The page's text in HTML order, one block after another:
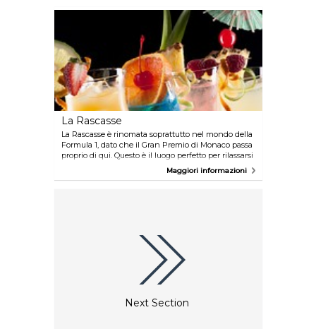
diventa molto affollato a tarda notte.
La Rascasse
La Rascasse è rinomata soprattutto nel mondo della
Formula 1, dato che il Gran Premio di Monaco passa
proprio di qui. Questo è il luogo perfetto per rilassarsi
e ascoltare buona musica dal vivo. Più tardi, La
Rascasse diventa più vivace e si trasforma in una
Maggiori informazioni
Next Section